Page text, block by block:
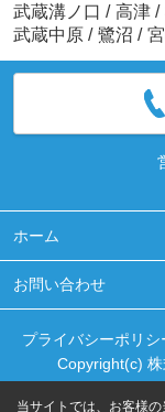
武蔵溝ノ口 / 高津 /
武蔵中原 / 鷺沼 /
ホーム
お問い合わせ
プライバシーポリシ
Copyright(c)
当サイトでは、お客様